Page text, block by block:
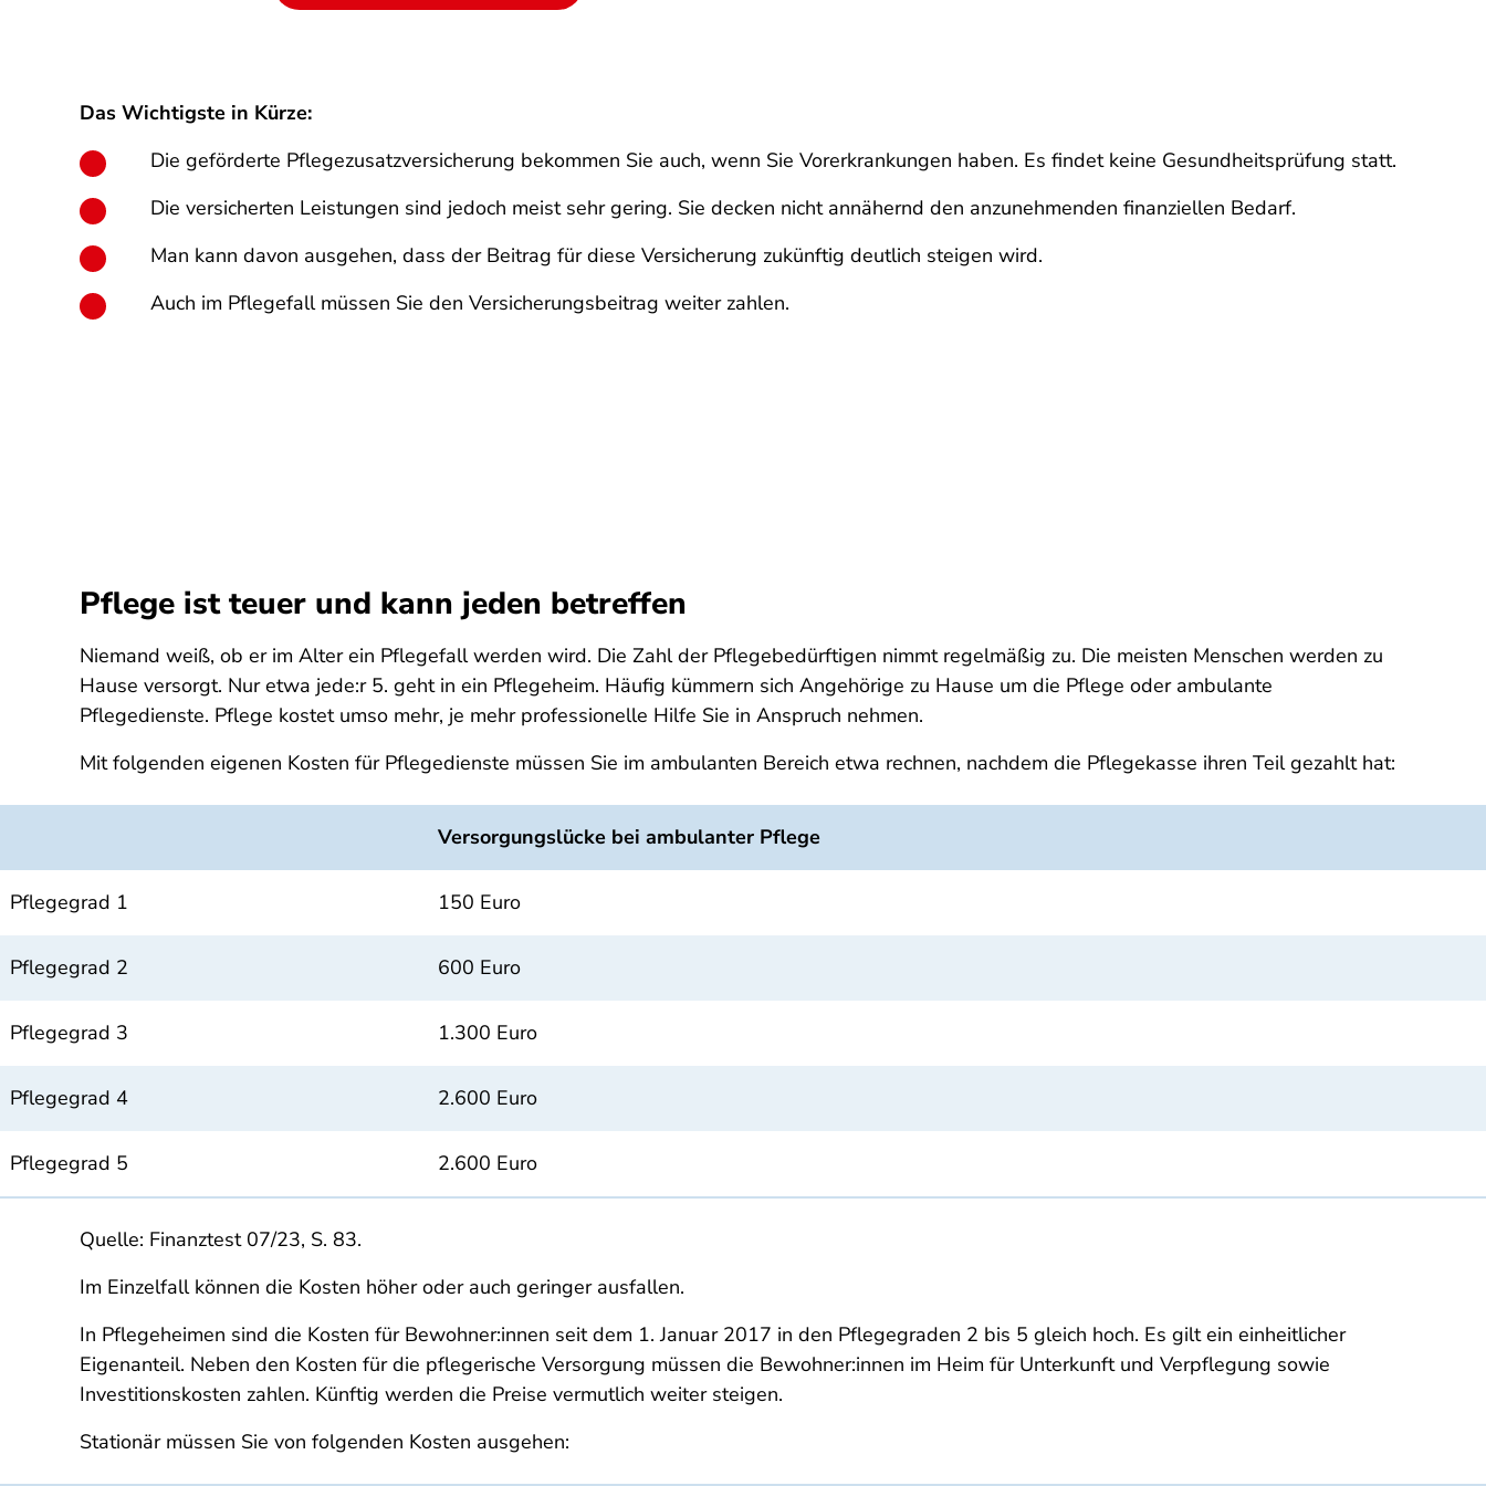
Das Wichtigste in Kürze:
Die geförderte Pflegezusatzversicherung bekommen Sie auch, wenn Sie Vorerkrankungen haben. Es findet keine Gesundheitsprüfung statt.
Die versicherten Leistungen sind jedoch meist sehr gering. Sie decken nicht annähernd den anzunehmenden finanziellen Bedarf.
Man kann davon ausgehen, dass der Beitrag für diese Versicherung zukünftig deutlich steigen wird.
Auch im Pflegefall müssen Sie den Versicherungsbeitrag weiter zahlen.
Pflege ist teuer und kann jeden betreffen
Niemand weiß, ob er im Alter ein Pflegefall werden wird. Die Zahl der Pflegebedürftigen nimmt regelmäßig zu. Die meisten Menschen werden zu
Hause versorgt. Nur etwa jede:r 5. geht in ein Pflegeheim. Häufig kümmern sich Angehörige zu Hause um die Pflege oder ambulante
Pflegedienste. Pflege kostet umso mehr, je mehr professionelle Hilfe Sie in Anspruch nehmen.
Mit folgenden eigenen Kosten für Pflegedienste müssen Sie im ambulanten Bereich etwa rechnen, nachdem die Pflegekasse ihren Teil gezahlt hat:
Versorgungslücke bei ambulanter Pflege
Pflegegrad 1 150 Euro
Pflegegrad 2 600 Euro
Pflegegrad 3 1.300 Euro
Pflegegrad 4 2.600 Euro
Pflegegrad 5 2.600 Euro
Quelle: Finanztest 07/23, S. 83.
Im Einzelfall können die Kosten höher oder auch geringer ausfallen.
In Pflegeheimen sind die Kosten für Bewohner:innen seit dem 1. Januar 2017 in den Pflegegraden 2 bis 5 gleich hoch. Es gilt ein einheitlicher
Eigenanteil. Neben den Kosten für die pflegerische Versorgung müssen die Bewohner:innen im Heim für Unterkunft und Verpflegung sowie
Investitionskosten zahlen. Künftig werden die Preise vermutlich weiter steigen.
Stationär müssen Sie von folgenden Kosten ausgehen: